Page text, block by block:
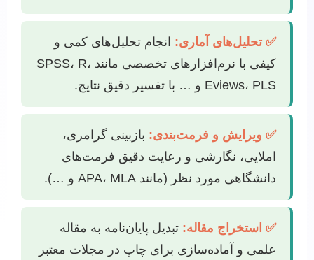
✅ تحلیل‌های آماری: انجام تحلیل‌های کمی و
کیفی با نرم‌افزارهای تخصصی مانند SPSS، R،
Eviews، PLS و … با تفسیر دقیق نتایج.
✅ ویرایش و فرمت‌بندی: بازبینی گرامری،
املایی، نگارشی و رعایت دقیق فرمت‌های
دانشگاهی مورد نظر (مانند APA، MLA و …).
✅ استخراج مقاله: تبدیل پایان‌نامه به مقاله
علمی و آماده‌سازی برای چاپ در مجلات معتبر